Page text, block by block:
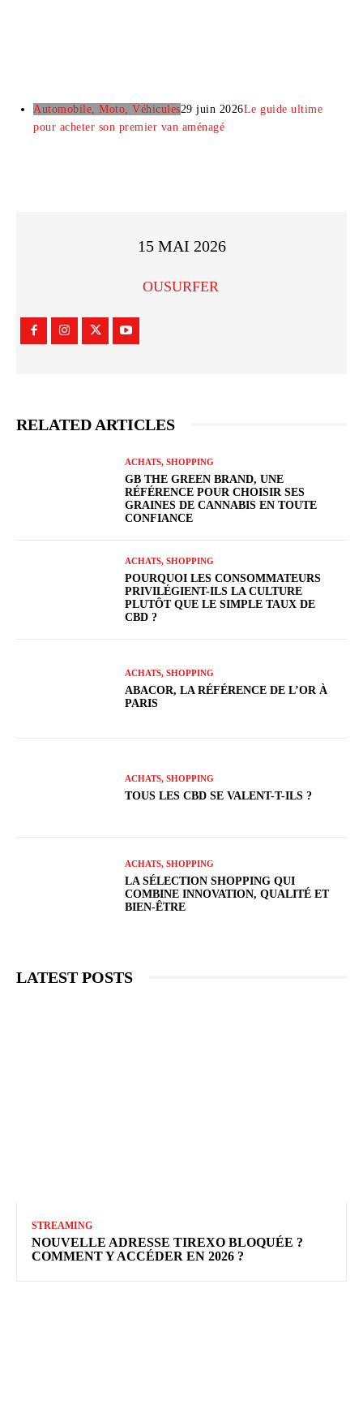
Automobile, Moto, Véhicules29 juin 2026Le guide ultime
pour acheter son premier van aménagé
15 MAI 2026
OUSURFER
RELATED ARTICLES
ACHATS, SHOPPING
GB THE GREEN BRAND, UNE
RÉFÉRENCE POUR CHOISIR SES
GRAINES DE CANNABIS EN TOUTE
CONFIANCE
ACHATS, SHOPPING
POURQUOI LES CONSOMMATEURS
PRIVILÉGIENT-ILS LA CULTURE
PLUTÔT QUE LE SIMPLE TAUX DE
CBD ?
ACHATS, SHOPPING
ABACOR, LA RÉFÉRENCE DE L’OR À
PARIS
ACHATS, SHOPPING
TOUS LES CBD SE VALENT-T-ILS ?
ACHATS, SHOPPING
LA SÉLECTION SHOPPING QUI
COMBINE INNOVATION, QUALITÉ ET
BIEN-ÊTRE
LATEST POSTS
STREAMING
NOUVELLE ADRESSE TIREXO BLOQUÉE ?
COMMENT Y ACCÉDER EN 2026 ?